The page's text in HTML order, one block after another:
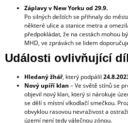
Záplavy v New Yorku od 29.9.
Po silných deštích se přihnaly do
některé ulice a stanice metra a
předpokládat, že na cestách mohou
MHD, ve zprávách se lidem
Události ovlivňující
Hledaný žhář, který podpálil
Nový upíří klan – Ve světě stínů se
objevil nový klan, který si nárokuje
se dělí s místní vlkodlačí smečkou.
obvyklou rasovou nevraživost a
území není tedy válečnou zónou.